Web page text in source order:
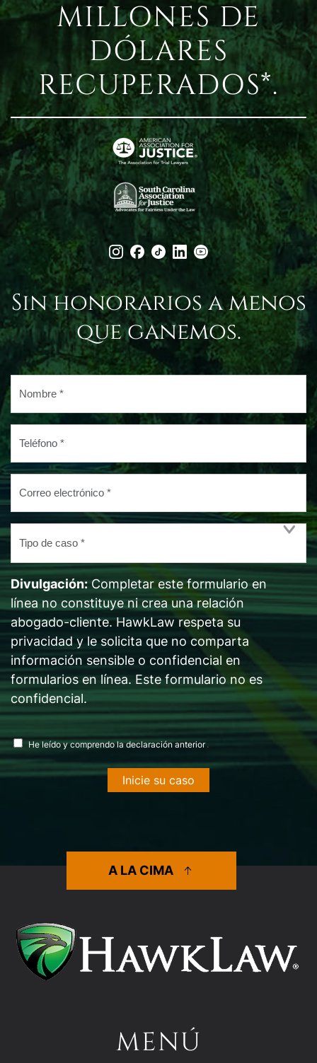
MILLONES DE
DÓLARES
RECUPERADOS*.
Sin honorarios a menos
que ganemos.
Nombre
Correo
electrónico
Tipo
de
caso
*
Divulgación:Completar este formulario en
línea no constituye ni crea una relación
abogado-cliente. HawkLaw respeta su
privacidad y le solicita que no comparta
información sensible o confidencial en
formularios en línea. Este formulario no es
confidencial.
acuerdo
de
divulgación
He leído y comprendo la declaración anterior .
A LA CIMA
MENÚ